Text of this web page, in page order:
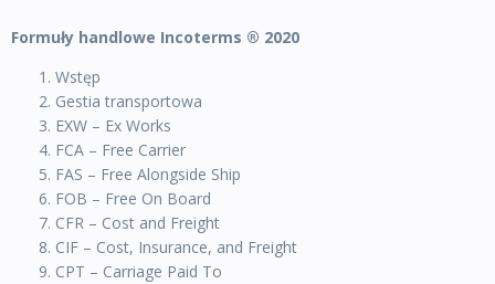
Formuły handlowe Incoterms ® 2020
Wstęp
Gestia transportowa
EXW – Ex Works
FCA – Free Carrier
FAS – Free Alongside Ship
FOB – Free On Board
CFR – Cost and Freight
CIF – Cost, Insurance, and Freight
CPT – Carriage Paid To